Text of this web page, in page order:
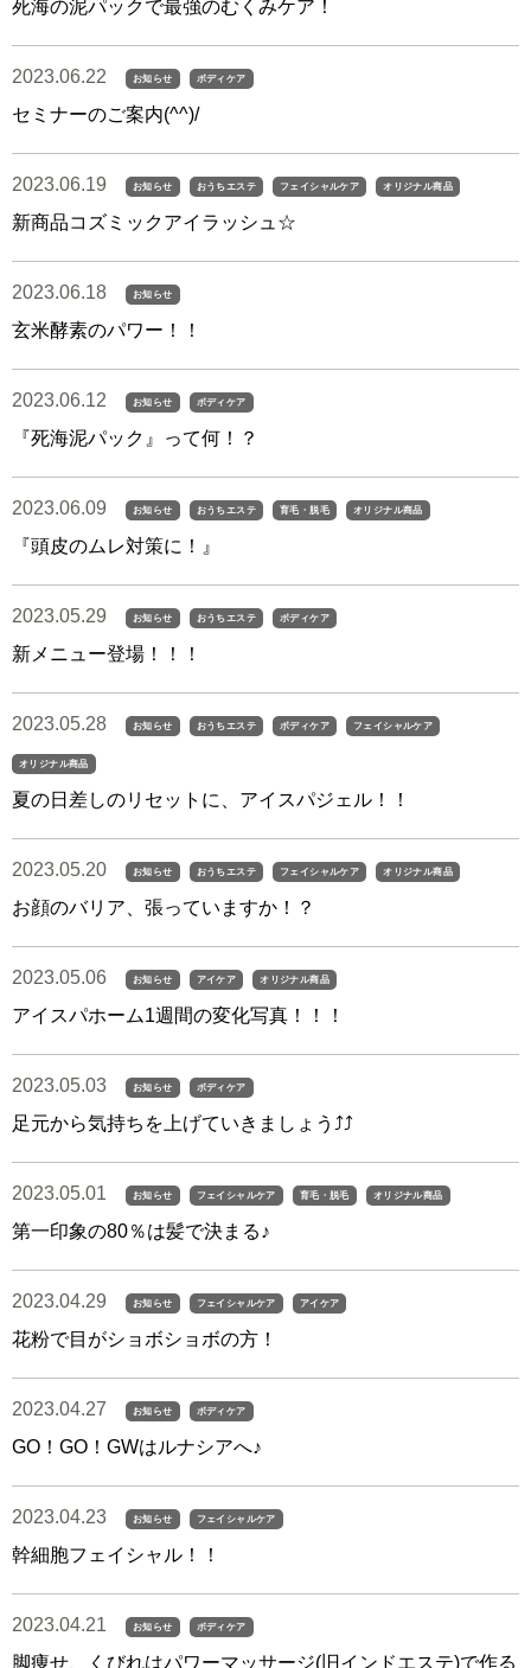
死海の泥パックで最強のむくみケア！
2023.06.22 お知らせ ボディケア
セミナーのご案内(^^)/
2023.06.19 お知らせ おうちエステ フェイシャルケア オリジナル商品
新商品コズミックアイラッシュ☆
2023.06.18 お知らせ
玄米酵素のパワー！！
2023.06.12 お知らせ ボディケア
『死海泥パック』って何！？
2023.06.09 お知らせ おうちエステ 育毛・脱毛 オリジナル商品
『頭皮のムレ対策に！』
2023.05.29 お知らせ おうちエステ ボディケア
新メニュー登場！！！
2023.05.28 お知らせ おうちエステ ボディケア フェイシャルケア
オリジナル商品
夏の日差しのリセットに、アイスパジェル！！
2023.05.20 お知らせ おうちエステ フェイシャルケア オリジナル商品
お顔のバリア、張っていますか！？
2023.05.06 お知らせ アイケア オリジナル商品
アイスパホーム1週間の変化写真！！！
2023.05.03 お知らせ ボディケア
足元から気持ちを上げていきましょう⤴︎⤴︎
2023.05.01 お知らせ フェイシャルケア 育毛・脱毛 オリジナル商品
第一印象の80％は髪で決まる♪
2023.04.29 お知らせ フェイシャルケア アイケア
花粉で目がショボショボの方！
2023.04.27 お知らせ ボディケア
GO！GO！GWはルナシアへ♪
2023.04.23 お知らせ フェイシャルケア
幹細胞フェイシャル！！
2023.04.21 お知らせ ボディケア
脚痩せ、くびれはパワーマッサージ(旧インドエステ)で作る